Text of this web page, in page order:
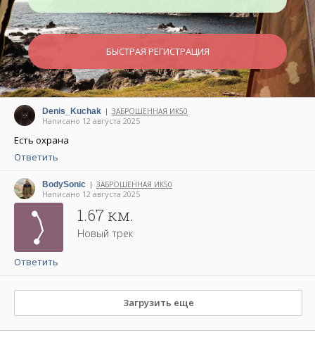
БЫСТРАЯ РЕГИСТРАЦИЯ
Denis_Kuchak | ЗАБРОШЕННАЯ ИК50
Написано 12 августа 2025
Есть охрана
Ответить
BodySonic | ЗАБРОШЕННАЯ ИК50
Написано 12 августа 2025
1.67 км.
Новый трек
Ответить
Загрузить еще